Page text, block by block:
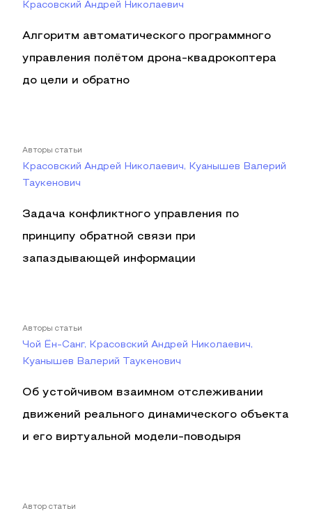
Красовский Андрей Николаевич
Алгоритм автоматического программного
управления полётом дрона-квадрокоптера
до цели и обратно
Авторы статьи
Красовский Андрей Николаевич, Куанышев Валерий
Таукенович
Задача конфликтного управления по
принципу обратной связи при
запаздывающей информации
Авторы статьи
Чой Ён-Санг, Красовский Андрей Николаевич,
Куанышев Валерий Таукенович
Об устойчивом взаимном отслеживании
движений реального динамического объекта
и его виртуальной модели-поводыря
Автор статьи